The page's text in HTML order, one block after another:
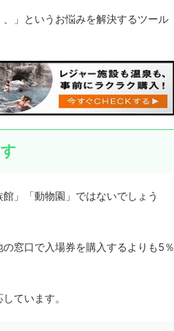
」というお悩みを解決するツール
」「動物園」ではないでしょう
窓口で入場券を購入するよりも5％
ています。